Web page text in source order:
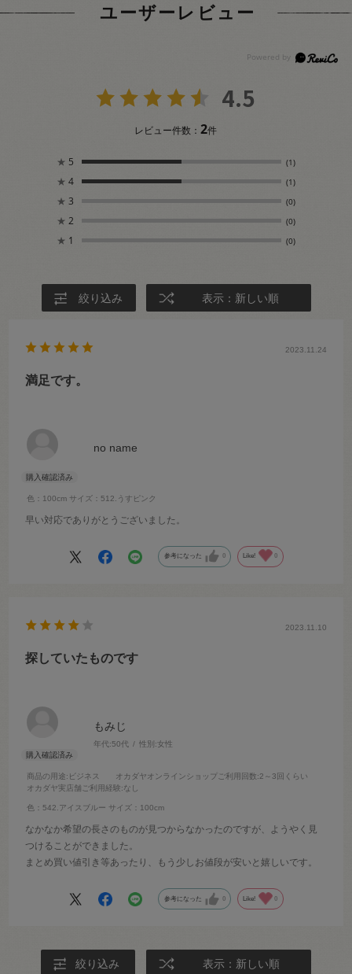
ユーザーレビュー
4.5
レビュー件数：2件
★ 5 (1)
★ 4 (1)
★ 3 (0)
★ 2 (0)
★ 1 (0)
絞り込み 表示：新しい順
no name
色：100cm サイズ：512.うすピンク
2023.11.24
満足です。
早い対応でありがとうございました。
参考になった 0 Like! 0
もみじ
年代:50代 性別:女性
商品の用途:ビジネス オカダヤオンラインショップご利用回数:2～3回くらい
オカダヤ実店舗ご利用経験:なし
色：542.アイスブルー サイズ：100cm
2023.11.10
探していたものです
なかなか希望の長さのものが見つからなかったのですが、ようやく見
つけることができました。
まとめ買い値引き等あったり、もう少しお値段が安いと嬉しいです。
参考になった 0 Like! 0
絞り込み 表示：新しい順